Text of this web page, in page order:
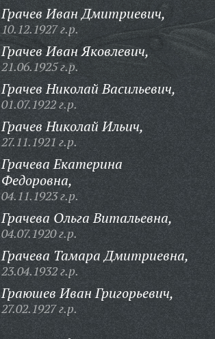
Грачев Иван Дмитриевич,
10.12.1927 г.р.
Грачев Иван Яковлевич,
21.06.1925 г.р.
Грачев Николай Васильевич,
01.07.1922 г.р.
Грачев Николай Ильич,
27.11.1921 г.р.
Грачева Екатерина
Федоровна,
04.11.1923 г.р.
Грачева Ольга Витальевна,
04.07.1920 г.р.
Грачева Тамара Дмитриевна,
23.04.1932 г.р.
Граюшев Иван Григорьевич,
27.02.1927 г.р.